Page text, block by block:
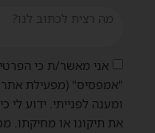
אני מאשר/ת כי
"אמפסיס" (מפעילת אתר
ומענה לפנייתי. ידוע לי
את תיקונו או מחיקתו.